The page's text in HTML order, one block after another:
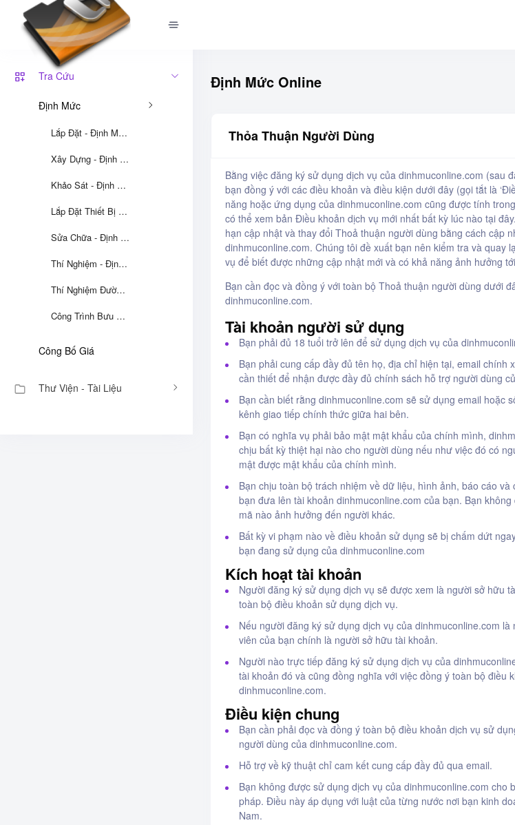
Tra Cứu
Định Mức
Lắp Đặt - Định Mức 12
Xây Dựng - Định Mức 12
Khảo Sát - Định Mức 12
Lắp Đặt Thiết Bị - Định Mức 12
Sửa Chữa - Định Mức 12
Thí Nghiệm - Định Mức 12
Thí Nghiệm Đường Dây Và Trạm Biến Áp - 05/2023/TT-BCT
Công Trình Bưu Chính, Viễn Thông - Định Mức Xây Dựng- 44/2020/TT-BTTTT
Công Bố Giá
Thư Viện - Tài Liệu
Định Mức Online
Thỏa Thuận Người Dùng
Bằng việc đăng ký sử dụng dịch vụ của dinhmuconline.com (sau
bạn đồng ý với các điều khoản và điều kiện dưới đây (gọi tắt là
năng hoặc ứng dụng của dinhmuconline.com cũng được tính
có thể xem bản Điều khoản dịch vụ mới nhất bất kỳ lúc nào tại
hạn cập nhật và thay đổi Thoả thuận người dùng bằng cách cập
dinhmuconline.com. Chúng tôi đề xuất bạn nên kiểm tra và quay
vụ để biết được những cập nhật mới và có khả năng ảnh hưởng
Bạn cần đọc và đồng ý với toàn bộ Thoả thuận người dùng dưới
dinhmuconline.com.
Tài khoản người sử dụng
Bạn phải đủ 18 tuổi trở lên để sử dụng dịch vụ của
Bạn phải cung cấp đầy đủ tên họ, địa chỉ hiện tại, email chính
cần thiết để nhận được đầy đủ chính sách hỗ trợ người dùng
Bạn cần biết rằng dinhmuconline.com sẽ sử dụng email hoặc
kênh giao tiếp chính thức giữa hai bên.
Bạn có nghĩa vụ phải bảo mật mật khẩu của chính mình,
chịu bất kỳ thiệt hại nào cho người dùng nếu như việc đó có
mật được mật khẩu của chính mình.
Bạn chịu toàn bộ trách nhiệm về dữ liệu, hình ảnh, báo cáo và
bạn đưa lên tài khoản dinhmuconline.com của bạn. Bạn
mã nào ảnh hưởng đến người khác.
Bất kỳ vi phạm nào về điều khoản sử dụng sẽ bị chấm dứt
bạn đang sử dụng của dinhmuconline.com
Kích hoạt tài khoản
Người đăng ký sử dụng dịch vụ sẽ được xem là người sở hữu
toàn bộ điều khoản sử dụng dịch vụ.
Nếu người đăng ký sử dụng dịch vụ của dinhmuconline.com
viên của bạn chính là người sở hữu tài khoản.
Người nào trực tiếp đăng ký sử dụng dịch vụ của
tài khoản đó và cũng đồng nghĩa với việc đồng ý toàn bộ điều
dinhmuconline.com.
Điều kiện chung
Bạn cần phải đọc và đồng ý toàn bộ điều khoản dịch vụ sử
người dùng của dinhmuconline.com.
Hỗ trợ về kỹ thuật chỉ cam kết cung cấp đầy đủ qua email.
Bạn không được sử dụng dịch vụ của dinhmuconline.com cho
pháp. Điều này áp dụng với luật của từng nước nơi bạn kinh
Nam.